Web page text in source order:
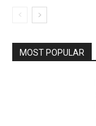
MOST POPULAR